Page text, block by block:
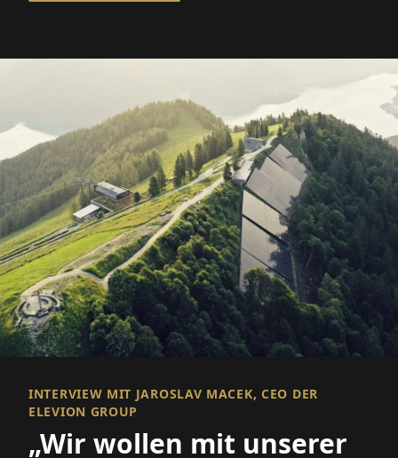
INTERVIEW MIT JAROSLAV MACEK, CEO DER
ELEVION GROUP
„Wir wollen mit unserer